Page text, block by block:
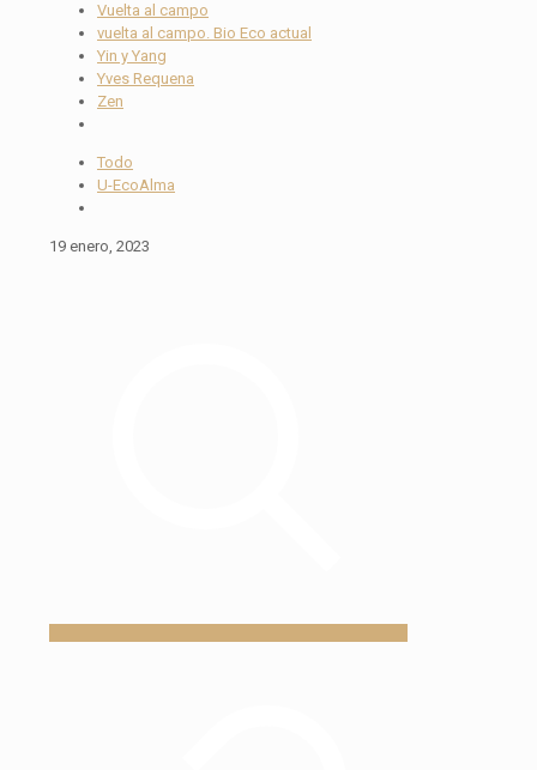
Vuelta al campo
vuelta al campo. Bio Eco actual
Yin y Yang
Yves Requena
Zen
Todo
U-EcoAlma
19 enero, 2023